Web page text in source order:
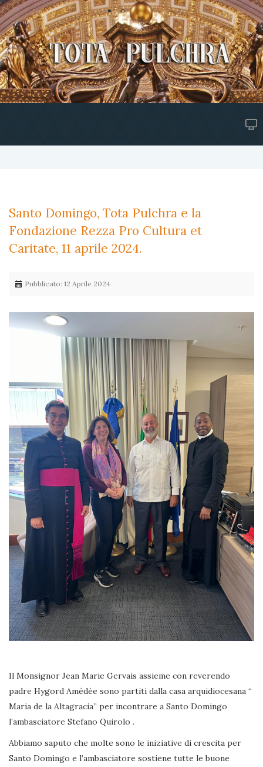
Santo Domingo, Tota Pulchra e la
Fondazione Rezza Pro Cultura et
Caritate, 11 aprile 2024.
Pubblicato: 12 Aprile 2024
Il Monsignor Jean Marie Gervais assieme con reverendo
padre Hygord Amédée sono partiti dalla casa arquidiocesana “
Maria de la Altagracia” per incontrare a Santo Domingo
l’ambasciatore Stefano Quirolo .
Abbiamo saputo che molte sono le iniziative di crescita per
Santo Domingo e l’ambasciatore sostiene tutte le buone